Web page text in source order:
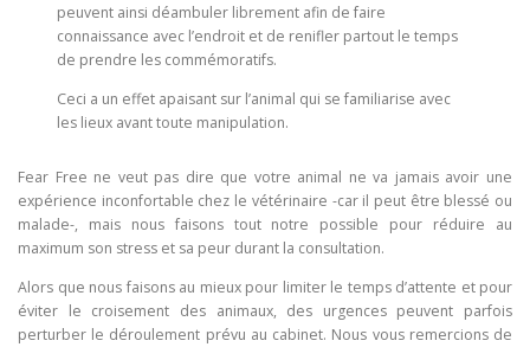
peuvent ainsi déambuler librement afin de faire
connaissance avec l’endroit et de renifler partout le temps
de prendre les commémoratifs.
Ceci a un effet apaisant sur l’animal qui se familiarise avec
les lieux avant toute manipulation.
Fear Free ne veut pas dire que votre animal ne va jamais avoir une
expérience inconfortable chez le vétérinaire -car il peut être blessé ou
malade-, mais nous faisons tout notre possible pour réduire au
maximum son stress et sa peur durant la consultation.
Alors que nous faisons au mieux pour limiter le temps d’attente et pour
éviter le croisement des animaux, des urgences peuvent parfois
perturber le déroulement prévu au cabinet. Nous vous remercions de